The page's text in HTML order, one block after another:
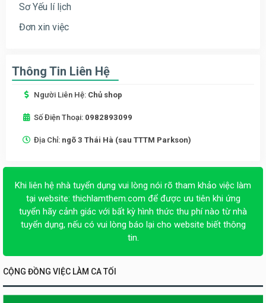
Sơ Yếu lí lịch
Đơn xin việc
Thông Tin Liên Hệ
Người Liên Hệ: Chủ shop
Số Điện Thoại: 0982893099
Địa Chỉ: ngõ 3 Thái Hà (sau TTTM Parkson)
Khi liên hệ nhà tuyển dụng vui lòng nói rõ tham khảo việc làm
tại website: thichlamthem.com để được ưu tiên khi ứng
tuyển hãy cảnh giác với bất kỳ hình thức thu phí nào từ nhà
tuyển dụng, nếu có vui lòng báo lại cho website biết thông
tin.
CỘNG ĐỒNG VIỆC LÀM CA TỐI